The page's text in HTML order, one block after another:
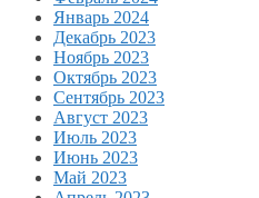
Январь 2024
Декабрь 2023
Ноябрь 2023
Октябрь 2023
Сентябрь 2023
Август 2023
Июль 2023
Июнь 2023
Май 2023